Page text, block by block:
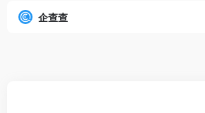
企查查